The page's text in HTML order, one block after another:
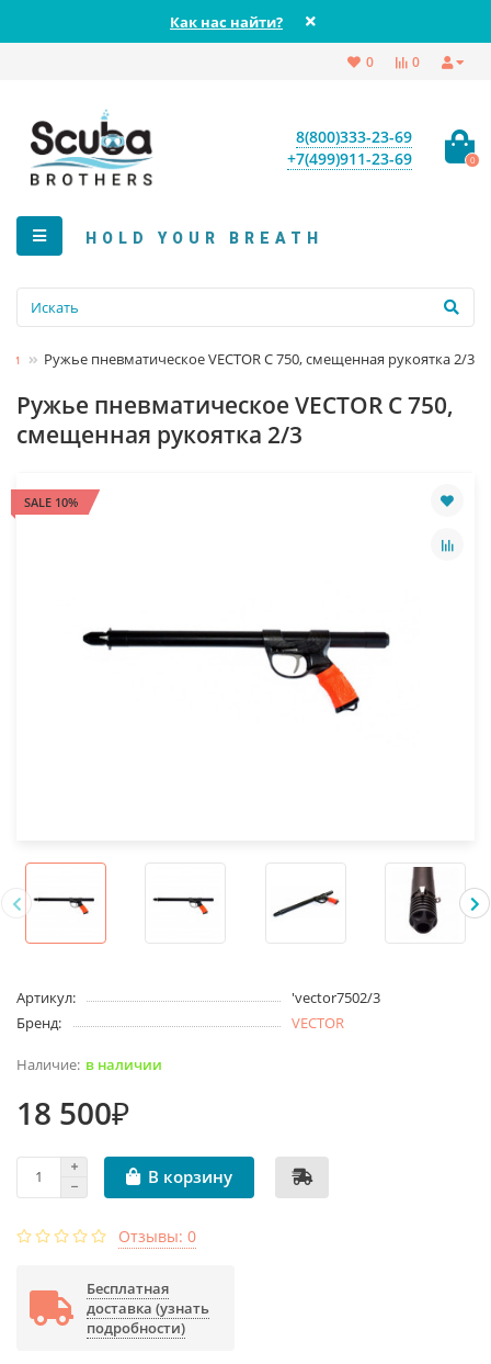
Как нас найти?
0
0
8(800)333-23-69
+7(499)911-23-69
0
HOLD YOUR BREATH
Ружье пневматическое VECTOR C 750, смещенная рукоятка 2/3
Ружье пневматическое VECTOR C 750,
смещенная рукоятка 2/3
SALE 10%
Артикул:
'vector7502/3
Бренд:
VECTOR
в наличии
18 500₽
В корзину
Отзывы: 0
Бесплатная
доставка (узнать
подробности)